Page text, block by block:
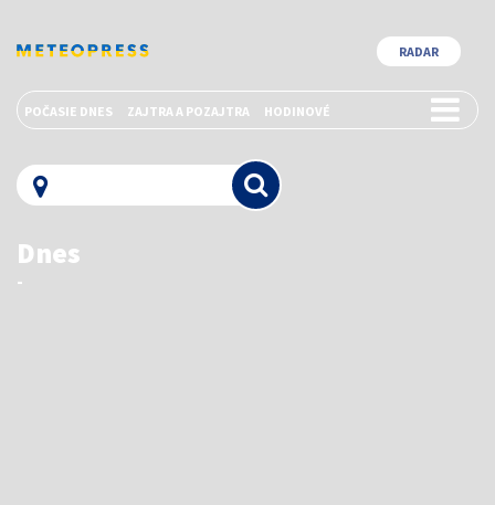
POČASIE DNES ZAJTRA A POZAJTRA HODINOVÉ
RADAR
Dnes
-